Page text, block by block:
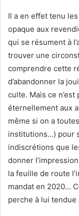
Il a en effet tenu
opaque aux
qui se résument à
trouver une
comprendre cette
d’abandonner la
culte. Mais ce n’est
éternellement aux
même si on a
institutions…) pour
indiscrétions que
donner
la feuille de route
mandat en 2020…
perche à lui